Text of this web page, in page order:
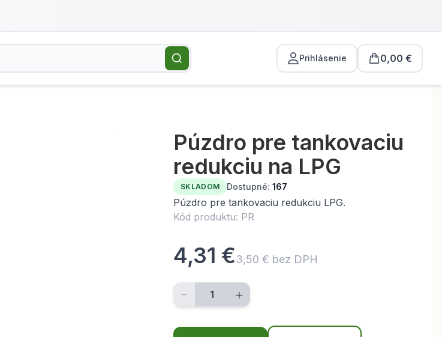
Prihlásenie 0,00 €
Púzdro pre tankovaciu
redukciu na LPG
SKLADOM Dostupné: 167
Púzdro pre tankovaciu redukciu LPG.
Kód produktu: PR
4,31 €3,50 € bez DPH
- +